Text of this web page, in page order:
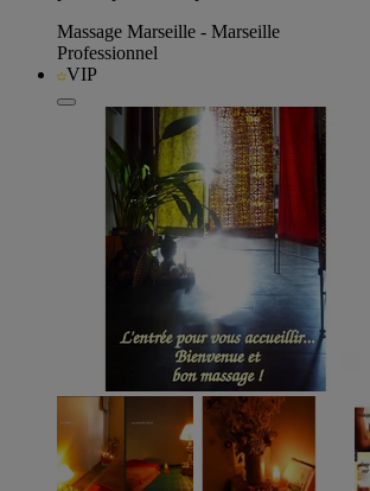
Massage Marseille - Marseille
Professionnel
VIP